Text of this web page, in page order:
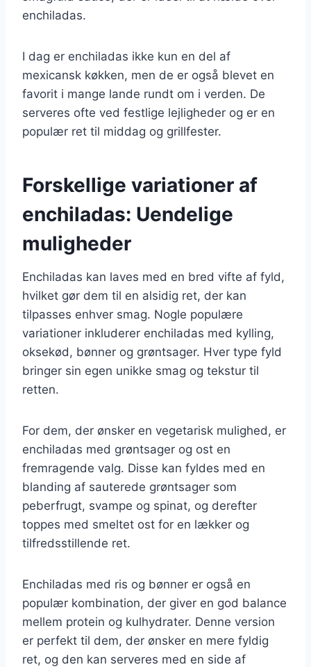
enchiladas.
I dag er enchiladas ikke kun en del af
mexicansk køkken, men de er også blevet en
favorit i mange lande rundt om i verden. De
serveres ofte ved festlige lejligheder og er en
populær ret til middag og grillfester.
Forskellige variationer af
enchiladas: Uendelige
muligheder
Enchiladas kan laves med en bred vifte af fyld,
hvilket gør dem til en alsidig ret, der kan
tilpasses enhver smag. Nogle populære
variationer inkluderer enchiladas med kylling,
oksekød, bønner og grøntsager. Hver type fyld
bringer sin egen unikke smag og tekstur til
retten.
For dem, der ønsker en vegetarisk mulighed, er
enchiladas med grøntsager og ost en
fremragende valg. Disse kan fyldes med en
blanding af sauterede grøntsager som
peberfrugt, svampe og spinat, og derefter
toppes med smeltet ost for en lækker og
tilfredsstillende ret.
Enchiladas med ris og bønner er også en
populær kombination, der giver en god balance
mellem protein og kulhydrater. Denne version
er perfekt til dem, der ønsker en mere fyldig
ret, og den kan serveres med en side af